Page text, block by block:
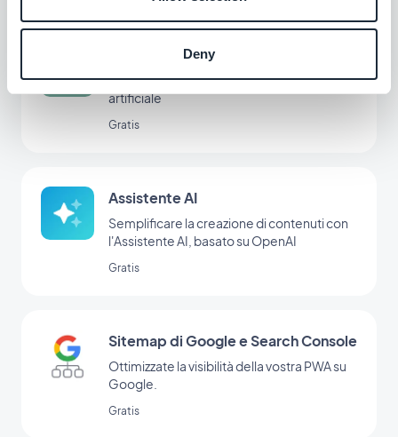
Deny
Alimenta la tua app con l'intelligenza
artificiale
Gratis
Assistente AI
Semplificare la creazione di contenuti con
l'Assistente AI, basato su OpenAI
Gratis
Sitemap di Google e Search Console
Ottimizzate la visibilità della vostra PWA su
Google.
Gratis